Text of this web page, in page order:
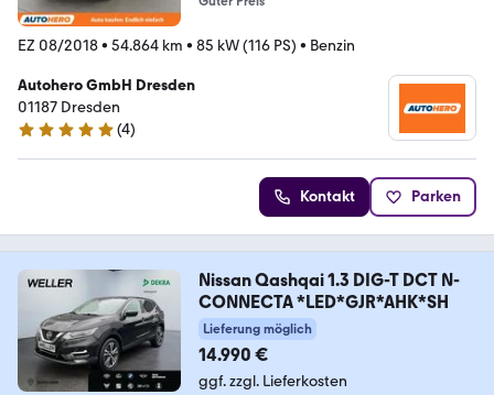
EZ 08/2018• 54.864 km • 85 kW (116 PS) • Benzin
Autohero GmbH Dresden
01187 Dresden
5 Sterne
(4)
Kontakt Parken
Nissan Qashqai 1.3 DIG-T DCT N-
CONNECTA *LED*GJR*AHK*SH
Lieferung möglich
14.990 €
ggf. zzgl. Lieferkosten